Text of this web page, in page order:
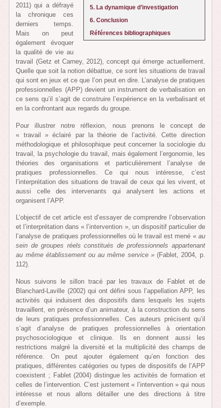
5. La dynamique d’investigation
6. Conclusion
Références bibliographiques
2011) qui a défrayé
la chronique ces
derniers temps.
Mais on peut
également évoquer
la qualité de vie au
travail (Getz et Carney, 2012), concept qui émerge actuellement.
Quelle que soit la notion débattue, ce sont les situations de travail
qui sont en jeux et ce que l’on peut en dire. L’analyse de pratiques
professionnelles (APP) devient un instrument de verbalisation en
ce sens qu’il s’agit de construire l’expérience en la verbalisant et
en la confrontant aux regards du groupe.
Pour illustrer notre réflexion, nous prenons le concept de
« travail » éclairé par la théorie de l’activité. Cette direction
méthodologique et philosophique peut concerner la sociologie du
travail, la psychologie du travail, mais également l’ergonomie, les
théories des organisations et particulièrement l’analyse de
pratiques professionnelles. Ce qui nous intéresse, c’est
l’interprétation des situations de travail de ceux qui les vivent, et
aussi celle des intervenants qui analysent les actions et
organisent l’APP.
L’objectif de cet article est d’essayer de comprendre l’observation
et l’interprétation dans « l’intervention », un dispositif particulier de
l’analyse de pratiques professionnelles où le travail est mené « au
sein de groupes réels constitués de professionnels appartenant
au même établissement ou au même service »(Fablet, 2004, p.
112).
Nous suivons le sillon tracé par les travaux de Fablet et de
Blanchard-Laville (2002) qui ont défini sous l’appellation APP, les
activités qui induisent des dispositifs dans lesquels les sujets
travaillent, en présence d’un animateur, à la construction du sens
de leurs pratiques professionnelles. Ces auteurs précisent qu’il
s’agit d’analyse de pratiques professionnelles à orientation
psychosociologique et clinique. Ils en donnent aussi les
restrictions malgré la diversité et la multiplicité des champs de
référence. On peut ajouter également qu’en fonction des
pratiques, différentes catégories ou types de dispositifs de l’APP
coexistent ; Fablet (2004) distingue les activités de formation et
celles de l’intervention. C’est justement « l’intervention » qui nous
intéresse et nous allons détailler une des directions à titre
d’exemple.